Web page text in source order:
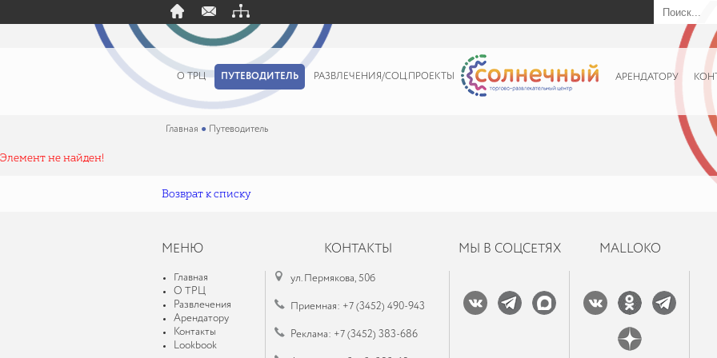
О ТРЦ ПУТЕВОДИТЕЛЬ РАЗВЛЕЧЕНИЯ/СОЦ.ПРОЕКТЫ АРЕНДАТОРУ
Главная ● Путеводитель
Элемент не найден!
Возврат к списку
МЕНЮ
Главная
О ТРЦ
Развлечения
Арендатору
Контакты
Lookbook
КОНТАКТЫ
ул. Пермякова, 50б
Приемная: +7 (3452) 490-943
Реклама: +7 (3452) 383-686
МЫ В СОЦСЕТЯХ MALLOKO